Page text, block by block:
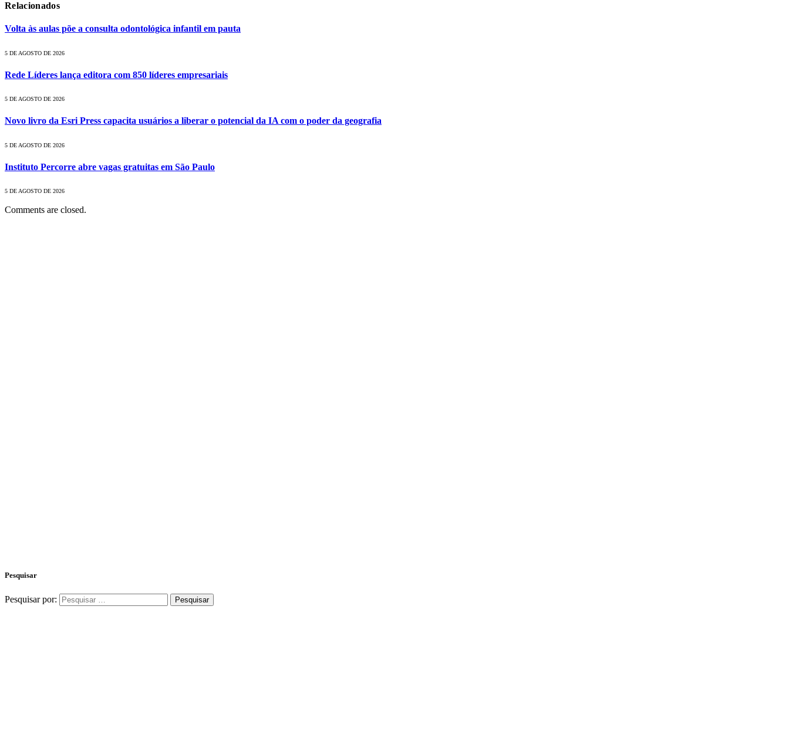
Relacionados
Volta às aulas põe a consulta odontológica infantil em pauta
5 DE AGOSTO DE 2026
Rede Líderes lança editora com 850 líderes empresariais
5 DE AGOSTO DE 2026
Novo livro da Esri Press capacita usuários a liberar o potencial da IA ​​com o poder da geografia
5 DE AGOSTO DE 2026
Instituto Percorre abre vagas gratuitas em São Paulo
5 DE AGOSTO DE 2026
Comments are closed.
Pesquisar
Pesquisar por: